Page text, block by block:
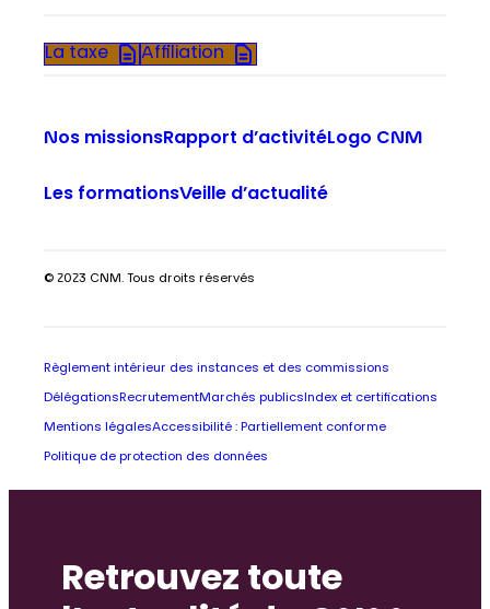
La taxe Affiliation
Nos missionsRapport d’activitéLogo CNM
Les formationsVeille d’actualité
© 2023 CNM. Tous droits réservés
Règlement intérieur des instances et des commissions
Délégations RecrutementMarchés publics Index et certifications
Mentions légalesAccessibilité : Partiellement conforme
Politique de protection des données
Retrouvez toute